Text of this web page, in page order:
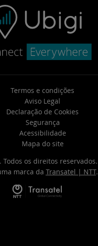
Termos e condições
Aviso Legal
Declaração de Cookies
Segurança
Acessibilidade
Mapa do site
os direitos reservados.
marca da Transatel | NTT.